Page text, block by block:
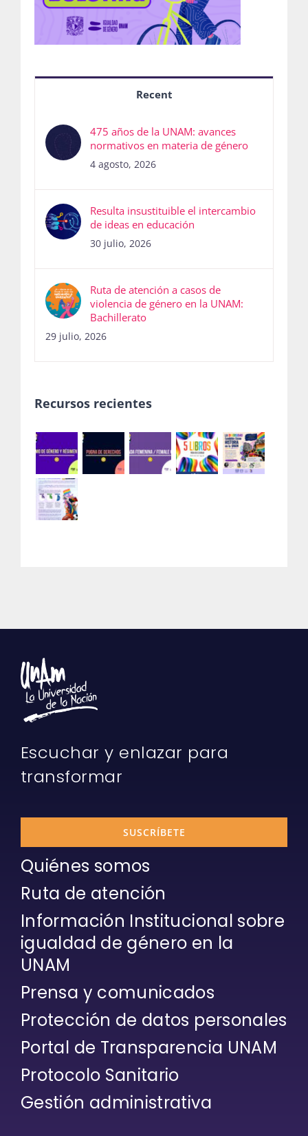
Recent
475 años de la UNAM: avances
normativos en materia de género
4 agosto, 2026
Resulta insustituible el intercambio
de ideas en educación
30 julio, 2026
Ruta de atención a casos de
violencia de género en la UNAM:
Bachillerato
29 julio, 2026
Recursos recientes
Escuchar y enlazar para
transformar
SUSCRÍBETE
Quiénes somos
Ruta de atención
Información Institucional sobre
igualdad de género en la
UNAM
Prensa y comunicados
Protección de datos personales
Portal de Transparencia UNAM
Protocolo Sanitario
Gestión administrativa